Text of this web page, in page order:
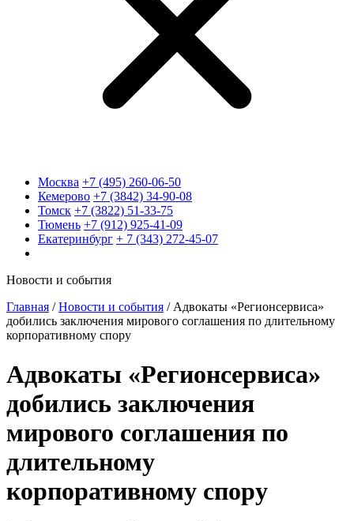
Москва +7 (495) 260-06-50
Кемерово +7 (3842) 34-90-08
Томск +7 (3822) 51-33-75
Тюмень +7 (912) 925-41-09
Екатеринбург + 7 (343) 272-45-07
Новости и события
Главная /Новости и события / Адвокаты «Регионсервиса»
добились заключения мирового соглашения по длительному
корпоративному спору
Адвокаты «Регионсервиса»
добились заключения
мирового соглашения по
длительному
корпоративному спору